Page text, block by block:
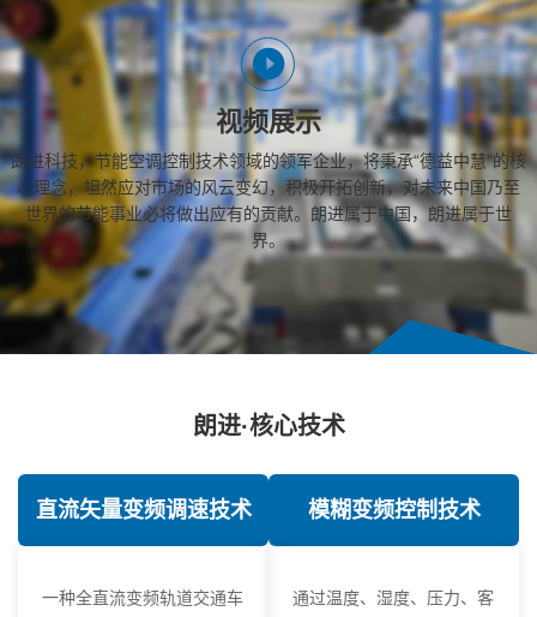
视频展示
朗进科技，节能空调控制技术领域的领军企业，将秉承“德益中慧”的核
心理念，坦然应对市场的风云变幻，积极开拓创新，对未来中国乃至
世界的节能事业必将做出应有的贡献。朗进属于中国，朗进属于世
界。
朗进·核心技术
直流矢量变频调速技术
一种全直流变频轨道交通车
模糊变频控制技术
通过温度、湿度、压力、客